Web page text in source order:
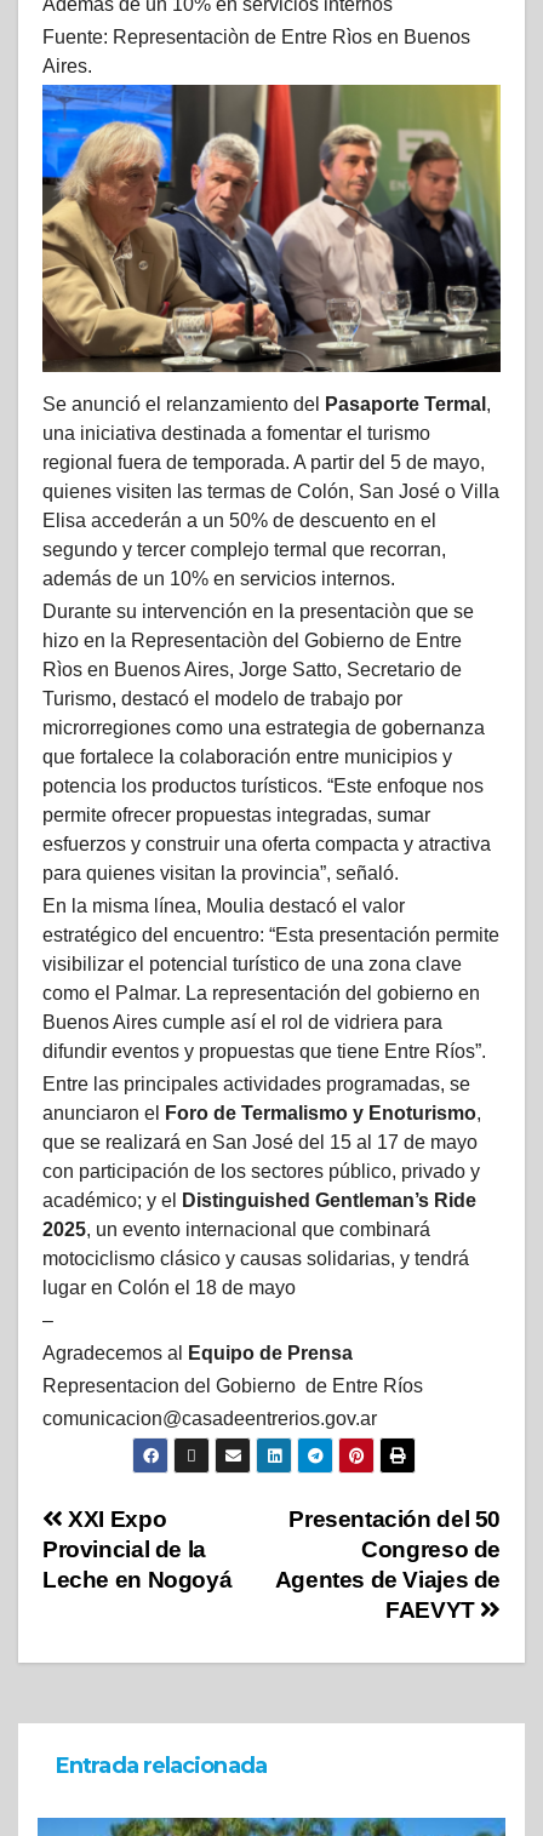
Además de un 10% en servicios internos
Fuente: Representaciòn de Entre Rìos en Buenos
Aires.
Se anunció el relanzamiento del Pasaporte Termal ,
una iniciativa destinada a fomentar el turismo
regional fuera de temporada. A partir del 5 de mayo,
quienes visiten las termas de Colón, San José o Villa
Elisa accederán a un 50% de descuento en el
segundo y tercer complejo termal que recorran,
además de un 10% en servicios internos.
Durante su intervención en la presentaciòn que se
hizo en la Representaciòn del Gobierno de Entre
Rìos en Buenos Aires, Jorge Satto, Secretario de
Turismo, destacó el modelo de trabajo por
microrregiones como una estrategia de gobernanza
que fortalece la colaboración entre municipios y
potencia los productos turísticos. “Este enfoque nos
permite ofrecer propuestas integradas, sumar
esfuerzos y construir una oferta compacta y atractiva
para quienes visitan la provincia”, señaló.
En la misma línea, Moulia destacó el valor
estratégico del encuentro: “Esta presentación permite
visibilizar el potencial turístico de una zona clave
como el Palmar. La representación del gobierno en
Buenos Aires cumple así el rol de vidriera para
difundir eventos y propuestas que tiene Entre Ríos”.
Entre las principales actividades programadas, se
anunciaron el
Foro de Termalismo y Enoturismo,
que se realizará en San José del 15 al 17 de mayo
con participación de los sectores público, privado y
académico; y el
Distinguished Gentleman’s Ride
2025, un evento internacional que combinará
motociclismo clásico y causas solidarias, y tendrá
lugar en Colón el 18 de mayo
–
Agradecemos al
Equipo de Prensa
Representacion del Gobierno de Entre Ríos
comunicacion@casadeentrerios.gov.ar
Presentación del 50
Congreso de
Agentes de Viajes de
FAEVYT
XXI Expo
Provincial de la
Leche en Nogoyá
Entrada relacionada